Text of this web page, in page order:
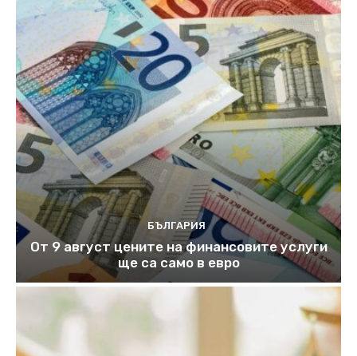
БЪЛГАРИЯ
От 9 август цените на финансовите услуги
ще са само в евро